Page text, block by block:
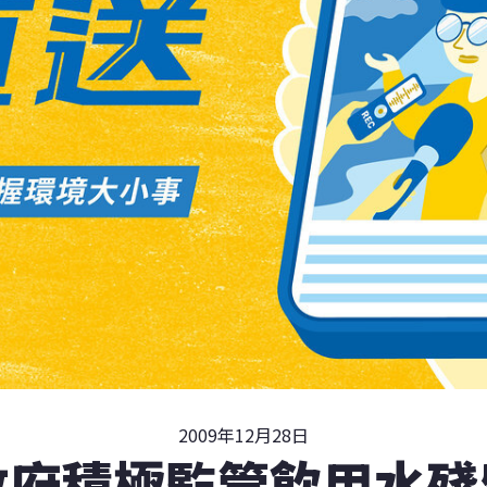
2009年12月28日